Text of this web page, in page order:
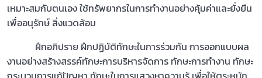
เหมาะสมกับตนเอง ใช้ทรัพยากรในการทำงานอย่างคุ้มค่าและยั่งยืน
เพื่ออนุรักษ์ สิ่งแวดล้อม
ฝึกอภิปราย ฝึกปฏิบัติทักษะในการร่วมกัน การออกแบบผล
งานอย่างสร้างสรรค์ทักษะการบริหารจัดการ ทักษะการทำงาน ทักษะ